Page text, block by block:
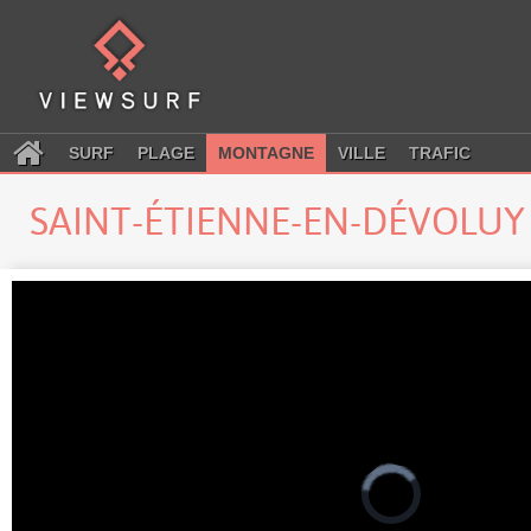
SURF PLAGE MONTAGNE VILLE TRAFIC
SAINT-ÉTIENNE-EN-